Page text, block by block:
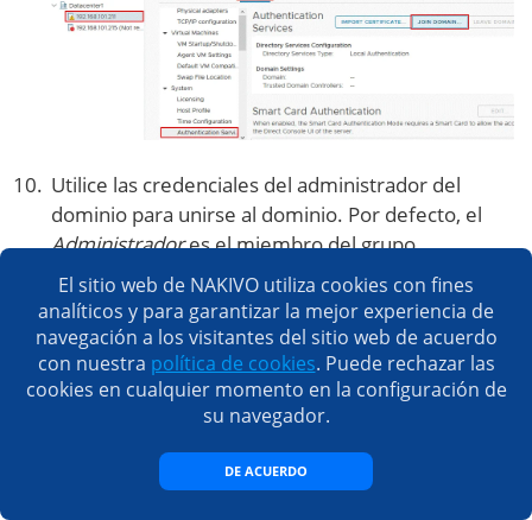
Utilice las credenciales del administrador del
dominio para unirse al dominio. Por defecto, el
Administradores el miembro del grupo
Administradores del dominio
El sitio web de NAKIVO utiliza cookies con fines
analíticos y para garantizar la mejor experiencia de
navegación a los visitantes del sitio web de acuerdo
con nuestra política de cookies. Puede rechazar las
cookies en cualquier momento en la configuración de
su navegador.
DE ACUERDO